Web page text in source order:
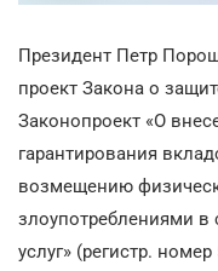
Президент Петр
проект Закона о
Законопроект «О
гарантирования
возмещению
злоупотреблениями
услуг» (регистр.